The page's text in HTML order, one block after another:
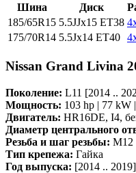
Шина
Диск
185/65R15 5.5JJx15 ET38
175/70R14 5.5Jx14 ET40
Nissan Grand Livina
Поколение: L11 [2014 ..
Мощность: 103 hp | 77 kW
Двигатель: HR16DE, I4,
Диаметр центрального
Резьба и шаг резьбы: M12
Тип крепежа: Гайка
Год выпуска: [2014 .. 2019]